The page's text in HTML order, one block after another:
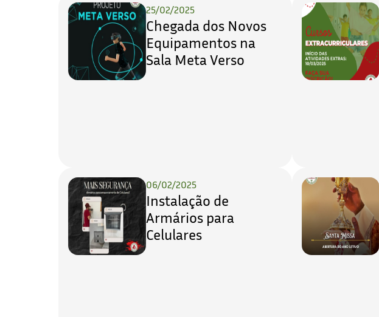
25/02/2025
Chegada dos Novos
Equipamentos na
Sala Meta Verso
06/02/2025
Instalação de
Armários para
Celulares